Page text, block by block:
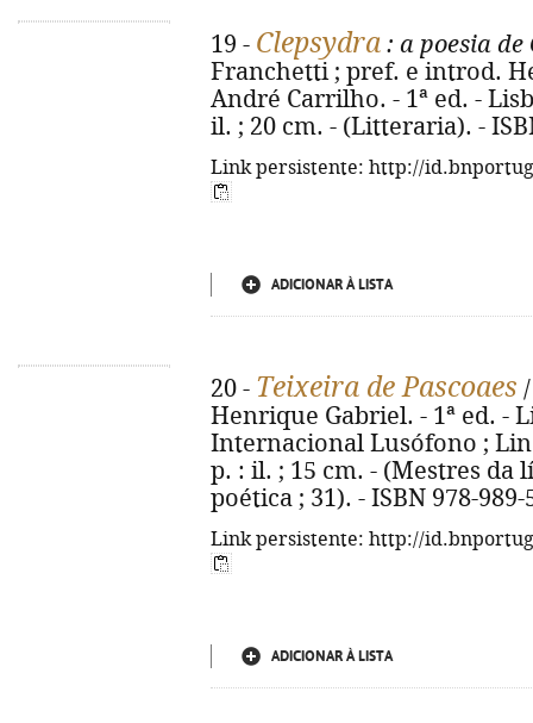
19 - Clepsydra : a poesia de
Franchetti ; pref. e introd.
André Carrilho. - 1ª ed. -
il. ; 20 cm. - (Litteraria). -
Link persistente: http://
ADICIONAR À LISTA
20 - Teixeira de Pascoaes
Henrique Gabriel. - 1ª ed. -
Internacional Lusófono ;
p. : il. ; 15 cm. - (Mestres
poética ; 31). - ISBN 978-989-
Link persistente: http://
ADICIONAR À LISTA